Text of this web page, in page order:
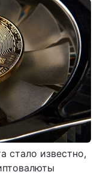
стало известно,